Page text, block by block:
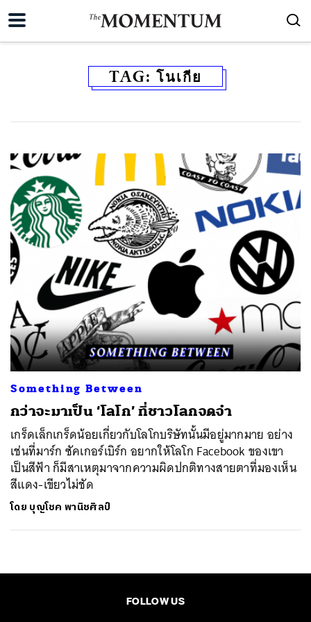
TAG: โนเกีย
Something Between
กว่าจะมาเป็น ‘โลโก’ ที่ชาวโลกจดจำ
เกร็ดเล็กเกร็ดน้อยเกี่ยวกับโลโกบริษัทนั้นมีอยู่มากมาย อย่าง
เช่นที่มาร์ก ซัคเกอร์เบิร์ก อยากให้โลโก Facebook ของเขา
เป็นสีฟ้า ก็มีสาเหตุมาจากความผิดปกติทางสายตาที่มองเห็น
สีแดง-เขียวไม่ชัด
โดย บุญโชค พานิชศิลป์
FOLLOW US
ค้นหา
SHARE TWEET LINE EMAIL